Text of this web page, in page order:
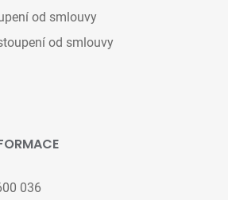
od smlouvy
od smlouvy
036